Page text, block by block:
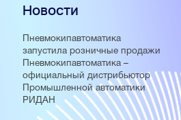
Новости
Пневмокипавтоматика
запустила розничные продажи
Пневмокипавтоматика –
официальный дистрибьютор
Промышленной автоматики
РИДАН